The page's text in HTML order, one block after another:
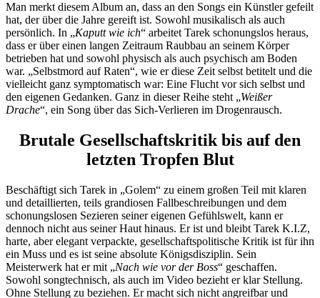
Man merkt diesem Album an, dass an den Songs ein Künstler gefeilt
hat, der über die Jahre gereift ist. Sowohl musikalisch als auch
persönlich. In „Kaputt wie ich“ arbeitet Tarek schonungslos heraus,
dass er über einen langen Zeitraum Raubbau an seinem Körper
betrieben hat und sowohl physisch als auch psychisch am Boden
war. „Selbstmord auf Raten“, wie er diese Zeit selbst betitelt und die
vielleicht ganz symptomatisch war: Eine Flucht vor sich selbst und
den eigenen Gedanken. Ganz in dieser Reihe steht „Weißer
Drache“, ein Song über das Sich-Verlieren im Drogenrausch.
Brutale Gesellschaftskritik bis auf den
letzten Tropfen Blut
Beschäftigt sich Tarek in „Golem“ zu einem großen Teil mit klaren
und detaillierten, teils grandiosen Fallbeschreibungen und dem
schonungslosen Sezieren seiner eigenen Gefühlswelt, kann er
dennoch nicht aus seiner Haut hinaus. Er ist und bleibt Tarek K.I.Z,
harte, aber elegant verpackte, gesellschaftspolitische Kritik ist für ihn
ein Muss und es ist seine absolute Königsdisziplin. Sein
Meisterwerk hat er mit „Nach wie vor der Boss“ geschaffen.
Sowohl songtechnisch, als auch im Video bezieht er klar Stellung.
Ohne Stellung zu beziehen. Er macht sich nicht angreifbar und